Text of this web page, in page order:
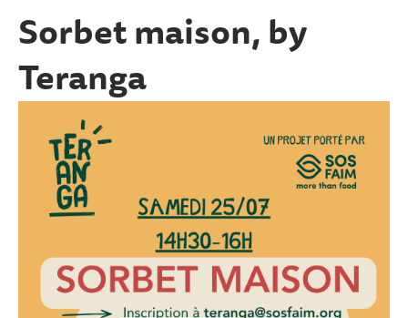
Sorbet maison, by
Teranga